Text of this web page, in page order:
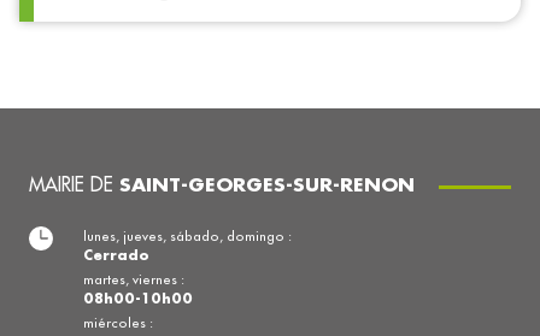
MAIRIE DE SAINT-GEORGES-SUR-RENON
lunes, jueves, sábado, domingo :
Cerrado
martes, viernes :
08h00-10h00
miércoles :